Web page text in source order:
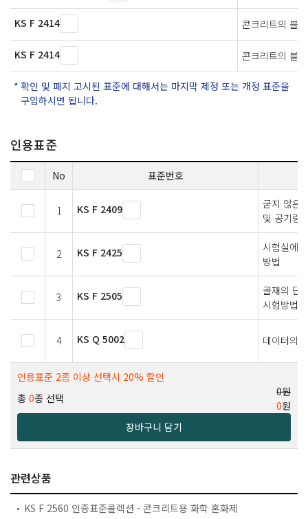
KS F 2414 콘크리트의 블
KS F 2414 콘크리트의 블
확인 및 폐지 고시된 표준에 대해서는 마지막 제정 또는 개정 표준을
구입하시면 됩니다.
인용표준
No 표준번호
1 KS F 2409
굳지 않은
및 공기량
2 KS F 2425
시험실에
방법
3 KS F 2505
골재의 단
시험방법
4 KS Q 5002 데이터의
인용표준 2종 이상 선택시 20% 할인
총 0종 선택
0원
0원
장바구니 담기
관련상품
KS F 2560 인증표준콜렉션 - 콘크리트용 화학 혼화제